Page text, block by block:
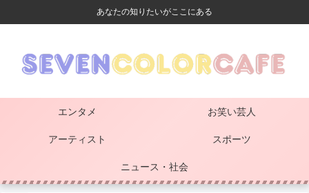
あなたの知りたいがここにある
エンタメ お笑い芸人
アーティスト スポーツ
ニュース・社会